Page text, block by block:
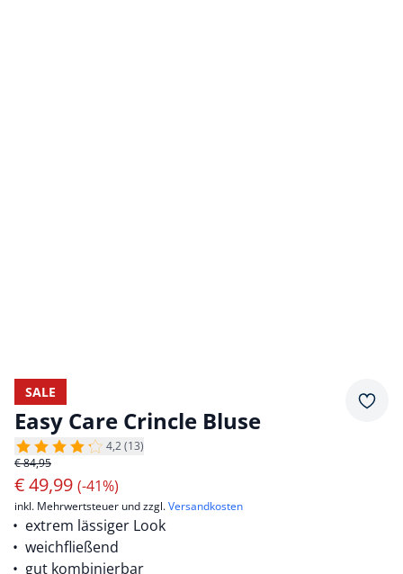
SALE
Easy Care Crincle Bluse
4,2 (13)
€ 84,95
€49,99 (-41%)
inkl. Mehrwertsteuer und zzgl.Versandkosten
extrem lässiger Look
weichfließend
gut kombinierbar